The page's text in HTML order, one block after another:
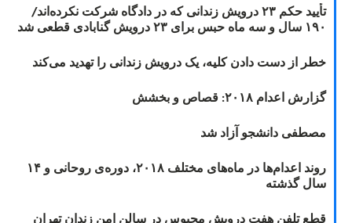
تأیید حکم ۲۳ درویش زندانی که در دادگاه شرکت نکرده‌اند/
۱۹۰ سال و سه ماه حبس برای ۲۳ درویش گنابادی قطعی شد
خطر از دست دادن کلیه، یک درویش زندانی را تهدید می‌کند
گزارش اعدام ۲۰۱۸: قصاص و بخشش
مصطفی دانشجو آزاد شد
روند اعدام‌ها در ماه‌های مختلف ۲۰۱۸، دوره‌ی روحانی و ۱۴
سال گذشته
قطع تلفن هفت درویش محبوس در سالن امن زندان تهران